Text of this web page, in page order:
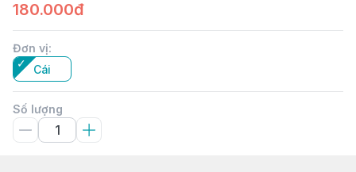
180.000đ
Đơn vị:
Cái
Số lượng